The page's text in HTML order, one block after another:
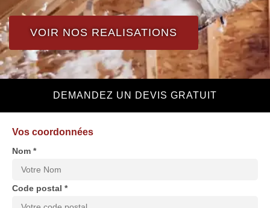
VOIR NOS REALISATIONS
DEMANDEZ UN DEVIS GRATUIT
Vos coordonnées
Nom *
Code postal *